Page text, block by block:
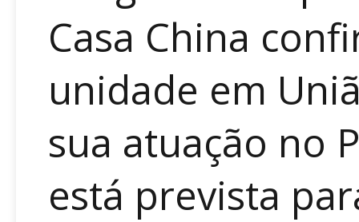
Casa China
unidade em
sua atuação no
está prevista